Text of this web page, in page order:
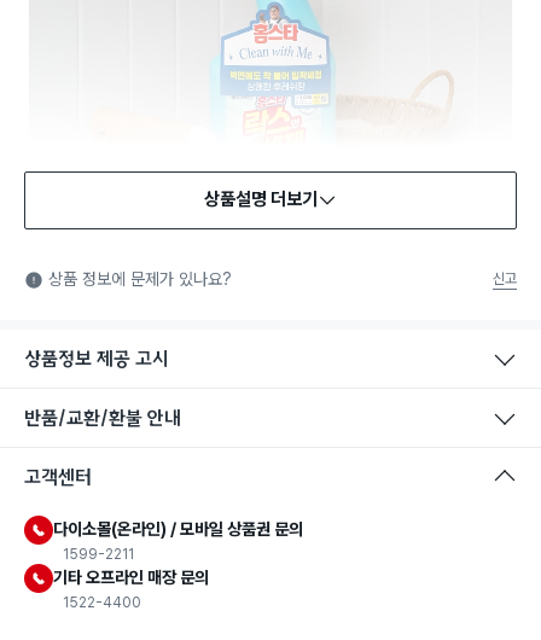
상품설명 더보기
상품 정보에 문제가 있나요? 신고
상품정보 제공 고시
반품/교환/환불 안내
고객센터
다이소몰(온라인) / 모바일 상품권 문의
1599-2211
기타 오프라인 매장 문의
1522-4400